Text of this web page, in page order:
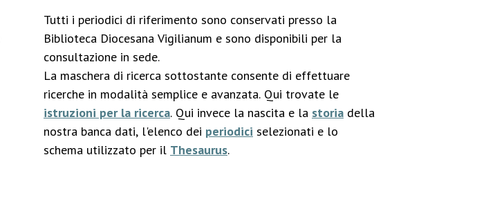
Tutti i periodici di riferimento sono conservati presso la
Biblioteca Diocesana Vigilianum e sono disponibili per la
consultazione in sede.
La maschera di ricerca sottostante consente di effettuare
ricerche in modalità semplice e avanzata. Qui trovate le
istruzioni per la ricerca. Qui invece la nascita e la storia della
nostra banca dati, l'elenco dei periodici selezionati e lo
schema utilizzato per il Thesaurus.